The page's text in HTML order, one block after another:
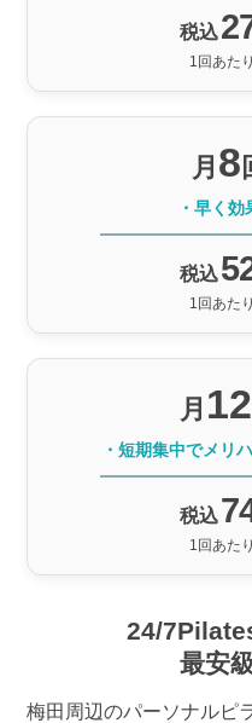
税込
1回あた
月 8
・早く
税込
1回あた
月 12
・短期集中でメリ
税込
1回あた
24/
最安
梅田周辺のパーソナルピ